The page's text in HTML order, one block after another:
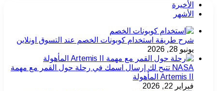
الأخيرة
الأشهر
شرح طريقة استخدام كوبونات الخصم عند التسوق اونلاين
يونيو 28, 2026
NASA تتيح لك إرسال اسمك في رحلة حول القمر مع مهمة
Artemis II المأهولة
فبراير 22, 2026